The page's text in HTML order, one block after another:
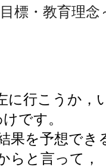
・教育理念
に行こうか，
です。
果を予想でき
らと言って，